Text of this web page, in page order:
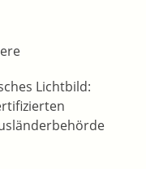
Lichtbild: